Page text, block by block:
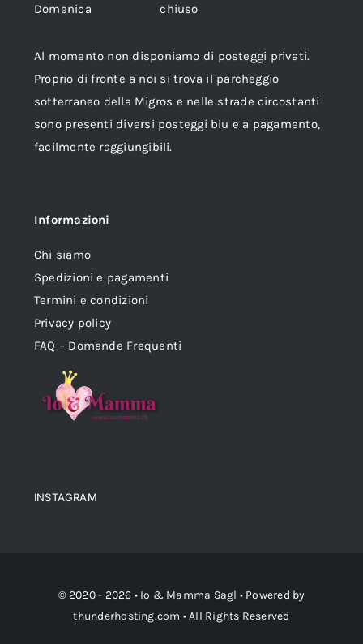
Domenica chiuso
Al momento non disponiamo di posteggi privati.
Proprio di fronte a noi si trova il parcheggio
sotterraneo della Migros e nelle strade circostanti
sono presenti diversi posteggi blu e a pagamento,
facilmente raggiungibili.
Informazioni
Chi siamo
Spedizioni e pagamenti
Termini e condizioni
Privacy policy
FAQ – Domande Frequenti
INSTAGRAM
© 2020 - 2026 • Io & Mamma Sagl • Powered by
thunderhosting.com • All Rights Reserved